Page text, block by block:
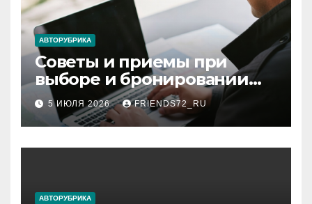
АВТОРУБРИКА
Советы и приемы при
выборе и бронировании
авиабилетов
5 ИЮЛЯ 2026 FRIENDS72_RU
АВТОРУБРИКА